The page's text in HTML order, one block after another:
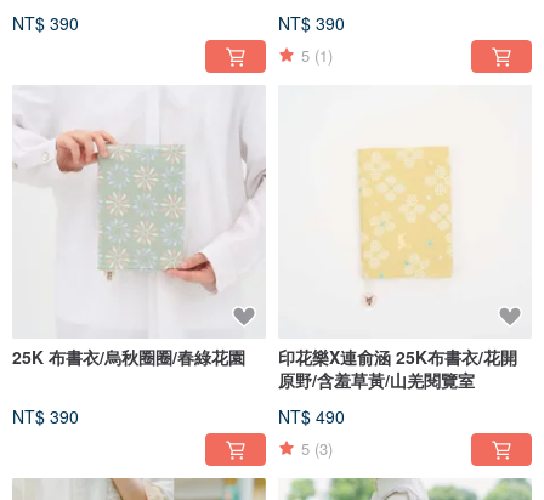
NT$ 390 NT$ 390
5 (1)
25K 布書衣/烏秋圈圈/春綠花園
NT$ 390
印花樂X連俞涵 25K布書衣/花開
原野/含羞草黃/山羌閱覽室
NT$ 490
5 (3)